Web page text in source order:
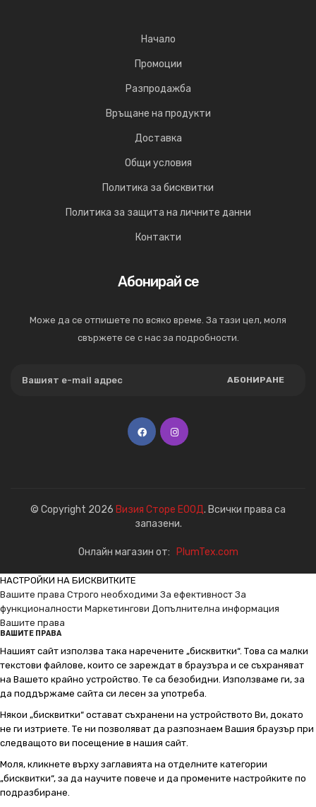
Начало
Промоции
Разпродажба
Връщане на продукти
Доставка
Общи условия
Политика за бисквитки
Политика за защита на личните данни
Контакти
Абонирай се
Може да се отпишете по всяко време. За тази цел, моля
свържете се с нас за подробности.
АБОНИРАНЕ
© Copyright 2026 Визия Сторе ЕООД. Всички права са
запазени.
Онлайн магазин от: PlumTex.com
НАСТРОЙКИ НА БИСКВИТКИТЕ
Вашите права Строго необходими За ефективност За
функционалности Маркетингови Допълнителна информация
Вашите права
ВАШИТЕ ПРАВА
Нашият сайт използва така наречените „бисквитки“. Това са малки
текстови файлове, които се зареждат в браузъра и се съхраняват
на Вашето крайно устройство. Те са безобидни. Използваме ги, за
да поддържаме сайта си лесен за употреба.
Някои „бисквитки“ остават съхранени на устройството Ви, докато
не ги изтриете. Те ни позволяват да разпознаем Вашия браузър при
следващото ви посещение в нашия сайт.
Моля, кликнете върху заглавията на отделните категории
„бисквитки“, за да научите повече и да промените настройките по
подразбиране.